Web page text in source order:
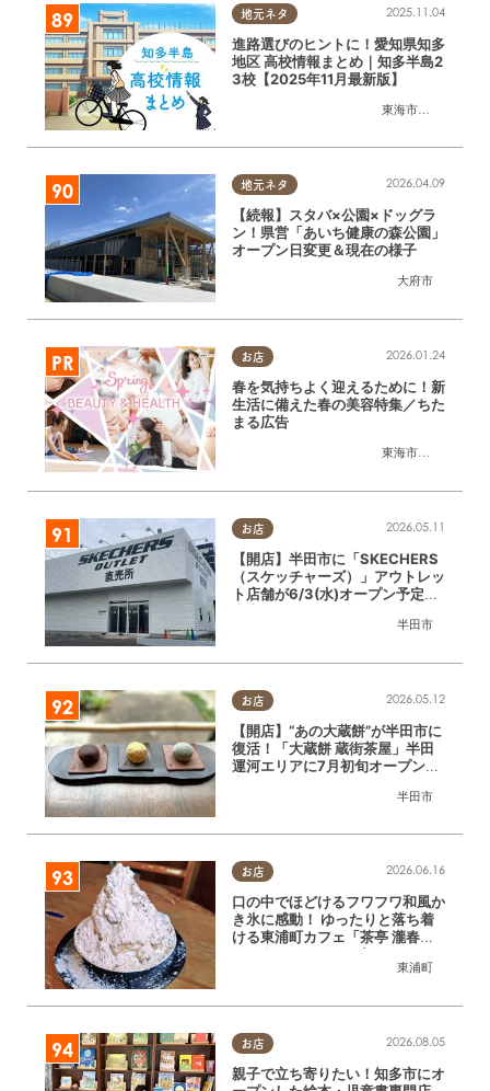
地元ネタ
東海市大府市
2025.11.04
進路選びのヒントに！愛知県知多
地区 高校情報まとめ｜知多半島2
3校【2025年11月最新版】
地元ネタ
大府市
2026.04.09
【続報】スタバ×公園×ドッグラ
ン！県営「あいち健康の森公園」
オープン日変更＆現在の様子
お店
東海市
,知多市
2026.01.24
春を気持ちよく迎えるために！新
生活に備えた春の美容特集／ちた
まる広告
お店
半田市
2026.05.11
【開店】半田市に「SKECHERS
（スケッチャーズ）」アウトレッ
ト店舗が6/3(水)オープン予定！
お店
半田市
2026.05.12
【開店】“あの大蔵餅”が半田市に
復活！「大蔵餅 蔵街茶屋」半田
運河エリアに7月初旬オープン予
定
お店
東浦町
2026.06.16
口の中でほどけるフワフワ和風か
き氷に感動！ ゆったりと落ち着
ける東浦町カフェ「茶亭 瀧春
（ろうしゅん）」に行ってみた
お店 2026.08.05
親子で立ち寄りたい！知多市にオ